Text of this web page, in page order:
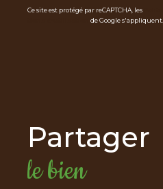
Ce site est protégé par reCAPTCHA, les
de Google s'appliquent.
partager
le bien